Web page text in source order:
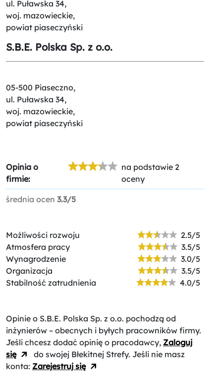
ul. Puławska 34,
woj. mazowieckie,
powiat piaseczyński
S.B.E. Polska Sp. z o.o.
05-500 Piaseczno,
ul. Puławska 34,
woj. mazowieckie,
powiat piaseczyński
Opinia o
firmie:
na podstawie 2
oceny
średnia ocen 3.3/5
Możliwości rozwoju
2.5/5
Atmosfera pracy
3.5/5
Wynagrodzenie
3.0/5
Organizacja
3.5/5
Stabilność zatrudnienia
4.0/5
Opinie o S.B.E. Polska Sp. z o.o. pochodzą od
inżynierów – obecnych i byłych pracowników firmy.
Jeśli chcesz dodać opinię o pracodawcy, Zaloguj
się
do swojej Błekitnej Strefy. Jeśli nie masz
konta: Zarejestruj się